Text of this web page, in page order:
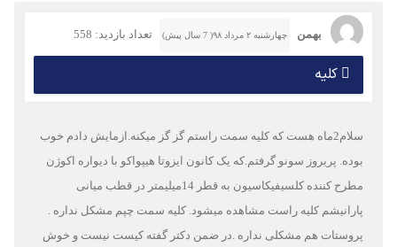
بهمن چهارشنبه ۲ مرداد ۹۸( 7 سال پیش) تعداد بازدید: 558
کلیه
سلام2ماه هست که کلیه سمت راستم گز گز میکنه.ازمایش دادم خوب
بوده. پریروز سونو گرفتم.که یک کانون ایزوتا هیپواکو با دیواره اکوژن
مطرح کننده کلسیفیکاسیون به قطر 14میلیمتر در قطب میانی
پارانیشم کلیه راست مشاهده میشود. کلیه سمت چپم مشکل نداره .
پروستات هم مشکلی نداره .در ضمن دکتر گفته کیست نیست و خوش